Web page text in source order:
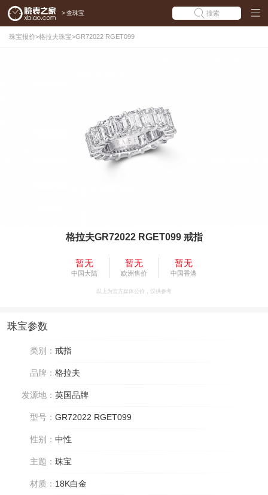
> 查珠宝 搜索
珠宝报价>格拉夫珠宝>GR72022 RGET099
格拉夫GR72022 RGET099 戒指
暂无
中国大陆
暂无
欧洲售价
暂无
中国香港
以上为官方媒体公价，仅供参考
珠宝参数
类别： 戒指
品牌： 格拉夫
发源地： 英国品牌
型号： GR72022 RGET099
性别： 中性
主题： 珠宝
材质： 18K白金